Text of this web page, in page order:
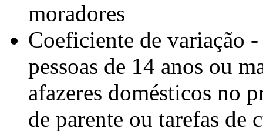
moradores
Coeficiente de variação
pessoas de 14 anos ou
afazeres domésticos
de parente ou tarefas de